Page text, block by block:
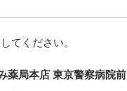
てください。
薬局本店 東京警察病院前